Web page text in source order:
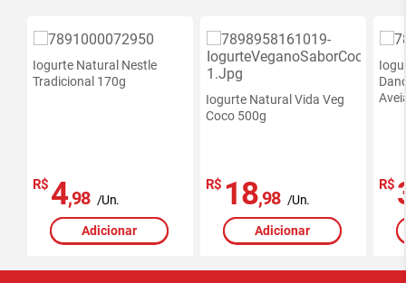
Iogurte Natural Nestle
Tradicional 170g
R$ 4,98 /Un.
Adicionar
Iogurte Natural Vida Veg
Coco 500g
R$ 18,98 /Un.
Adicionar
R$